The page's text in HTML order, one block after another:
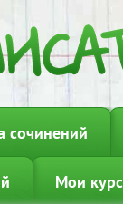
сочинений
Мои